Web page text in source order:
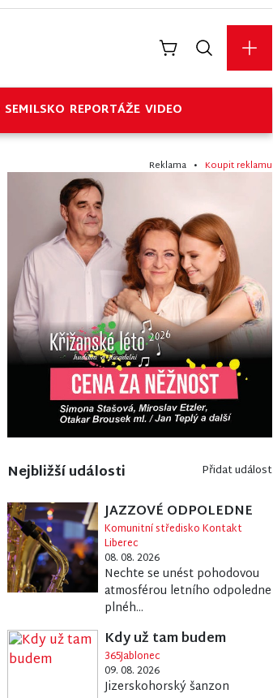
SEMILSKO REPORTÁŽE VIDEO
Reklama • Koupit reklamu
Nejbližší události Přidat událost
JAZZOVÉ ODPOLEDNE
Komunitní středisko Kontakt
Liberec
08. 08. 2026
Nechte se unést pohodovou
atmosférou letního odpoledne
plnéh...
Kdy už tam budem
365Jablonec
09. 08. 2026
Jizerskohorský šanzon